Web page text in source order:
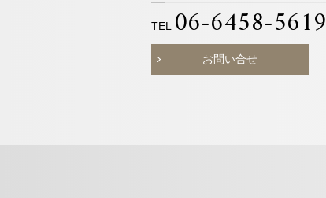
TEL 06-6458-5619
お問い合せ